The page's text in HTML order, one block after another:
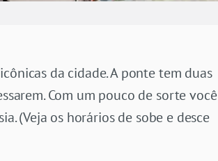
da cidade. A ponte tem duas
Com um pouco de sorte você
(Veja os horários de sobe e desce